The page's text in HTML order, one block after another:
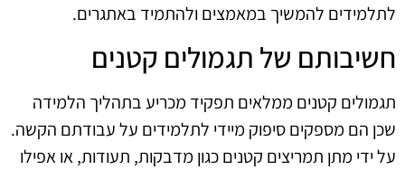
לתלמידים להמשיך במאמצים ולהתמיד באתגרים.
חשיבותם של תגמולים קטנים
תגמולים קטנים ממלאים תפקיד מכריע בתהליך הלמידה
שכן הם מספקים סיפוק מיידי לתלמידים על עבודתם הקשה.
על ידי מתן תמריצים קטנים כגון מדבקות, תעודות, או אפילו